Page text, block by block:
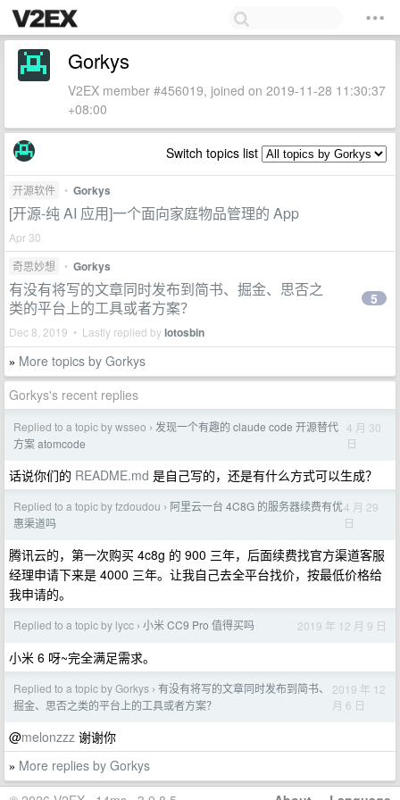
Gorkys
V2EX member #456019, joined on 2019-11-28 11:30:37
+08:00
Switch topics list
开源软件 • Gorkys
[开源-纯 AI 应用]一个面向家庭物品管理的 App
Apr 30
奇思妙想
• Gorkys
有没有将写的文章同时发布到简书、掘金、思否之
类的平台上的工具或者方案？
Dec 8, 2019 • Lastly replied bylotosbin
5
» More topics by Gorkys
Gorkys's recent replies
Replied to a topic by wsseo › 发现一个有趣的 claude code 开源替代
方案 atomcode
4 月 30
日
话说你们的 README.md 是自己写的，还是有什么方式可以生成？
Replied to a topic by fzdoudou › 阿里云一台 4C8G 的服务器续费有优
惠渠道吗
4 月 29
日
腾讯云的，第一次购买 4c8g 的 900 三年，后面续费找官方渠道客服
经理申请下来是 4000 三年。让我自己去全平台找价，按最低价格给
我申请的。
Replied to a topic by lycc › 小米 CC9 Pro 值得买吗 2019 年 12 月 9 日
小米 6 呀~完全满足需求。
Replied to a topic by Gorkys › 有没有将写的文章同时发布到简书、
掘金、思否之类的平台上的工具或者方案？
2019 年 12
月 6 日
@melonzzz 谢谢你
» More replies by Gorkys